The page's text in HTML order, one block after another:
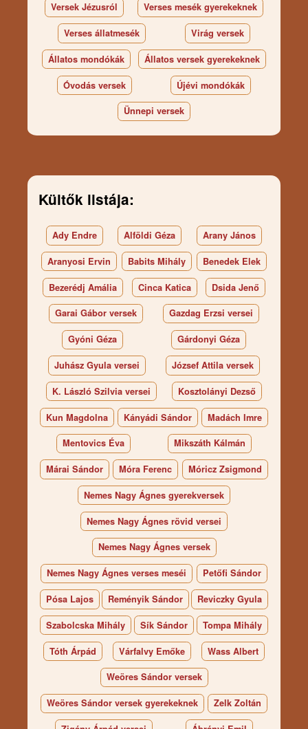
Versek Jézusról Verses mesék gyerekeknek
Verses állatmesék Virág versek
Állatos mondókák Állatos versek gyerekeknek
Óvodás versek Újévi mondókák
Ünnepi versek
Kültők listája:
Ady Endre Alföldi Géza Arany János
Aranyosi Ervin Babits Mihály Benedek Elek
Bezerédj Amália Cinca Katica Dsida Jenő
Garai Gábor versek Gazdag Erzsi versei
Gyóni Géza Gárdonyi Géza
Juhász Gyula versei József Attila versek
K. László Szilvia versei Kosztolányi Dezső
Kun Magdolna Kányádi Sándor Madách Imre
Mentovics Éva Mikszáth Kálmán
Márai Sándor Móra Ferenc Móricz Zsigmond
Nemes Nagy Ágnes gyerekversek
Nemes Nagy Ágnes rövid versei
Nemes Nagy Ágnes versek
Nemes Nagy Ágnes verses meséi Petőfi Sándor
Pósa Lajos Reményik Sándor Reviczky Gyula
Szabolcska Mihály Sík Sándor Tompa Mihály
Tóth Árpád Várfalvy Emőke Wass Albert
Weöres Sándor versek
Weöres Sándor versek gyerekeknek Zelk Zoltán